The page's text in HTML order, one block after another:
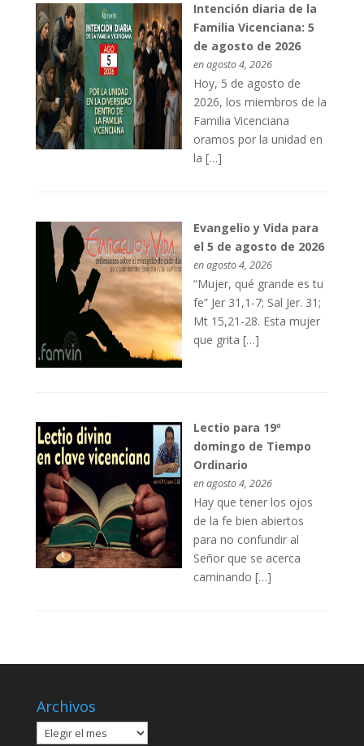
Intención diaria de la
Familia Vicenciana: 5
de agosto de 2026
en agosto 4, 2026
Hoy, 5 de agosto de
2026, los miembros de la
Familia Vicenciana
oramos por la unidad en
la […]
Evangelio y Vida para
el 5 de agosto de 2026
en agosto 4, 2026
“Mujer, qué grande es tu
fe” Jer 31,1-7; Sal Jer. 31;
Mt 15,21-28. Esta mujer
que grita […]
Lectio para 19º
domingo de Tiempo
Ordinario
en agosto 4, 2026
Hay que tener los ojos
de la fe bien abiertos
para no confundir al
Señor que se acerca
caminando […]
Archivos
Archivos